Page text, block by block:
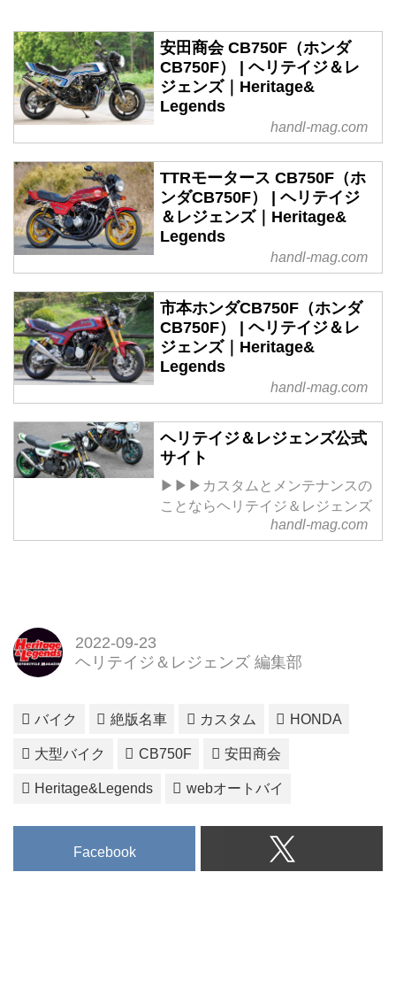
安田商会 CB750F（ホンダ
CB750F） | ヘリテイジ＆レ
ジェンズ｜Heritage&
Legends
handl-mag.com
TTRモータース CB750F（ホ
ンダCB750F） | ヘリテイジ
＆レジェンズ｜Heritage&
Legends
handl-mag.com
市本ホンダCB750F（ホンダ
CB750F） | ヘリテイジ＆レ
ジェンズ｜Heritage&
Legends
handl-mag.com
ヘリテイジ＆レジェンズ公式
サイト
▶▶▶カスタムとメンテナンスの
ことならヘリテイジ＆レジェンズ
handl-mag.com
2022-09-23
ヘリテイジ＆レジェンズ 編集部
バイク 絶版名車 カスタム HONDA
大型バイク CB750F 安田商会
Heritage&Legends webオートバイ
Facebook